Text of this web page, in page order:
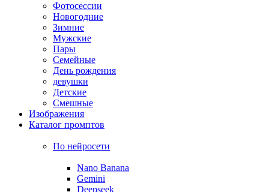
Фотосессии
Новогодние
Зимние
Мужские
Пары
Семейные
День рождения
девушки
Детские
Смешные
Изображения
Каталог промптов
По нейросети
Nano Banana
Gemini
Deepseek